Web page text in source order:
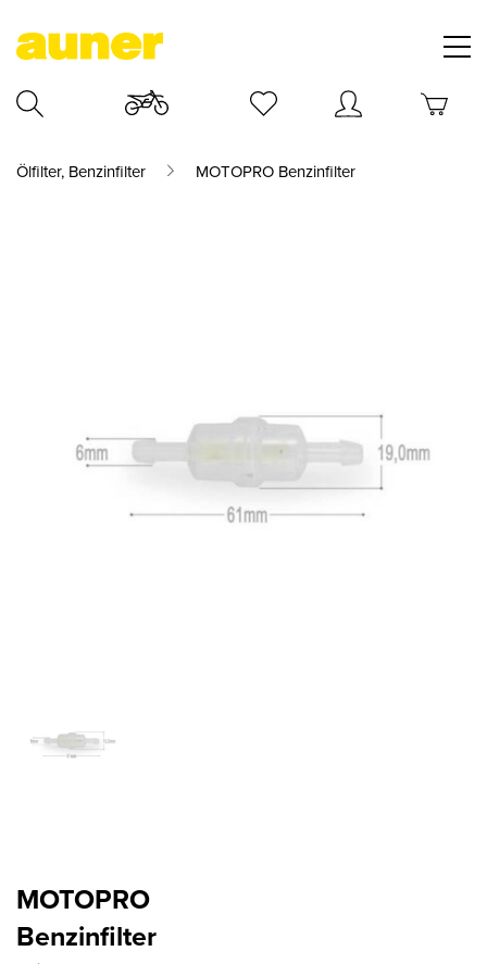
Ölfilter, Benzinfilter MOTOPRO Benzinfilter
MOTOPRO
Benzinfilter